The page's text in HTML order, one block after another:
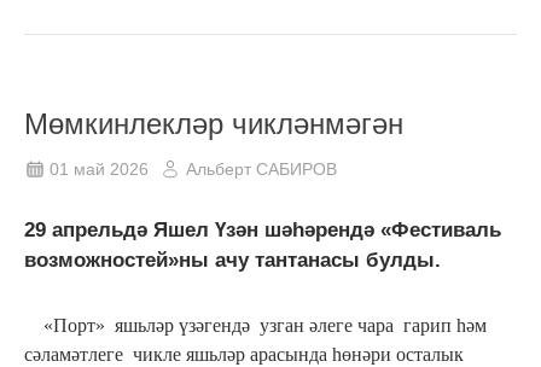
Мөмкинлекләр чикләнмәгән
01 май 2026 Альберт САБИРОВ
29 апрельдә Яшел Үзән шәһәрендә «Фестиваль
возможностей»ны ачу тантанасы булды.
«Порт» яшьләр үзәгендә узган әлеге чара гарип һәм
сәламәтлеге чикле яшьләр арасында һөнәри осталык